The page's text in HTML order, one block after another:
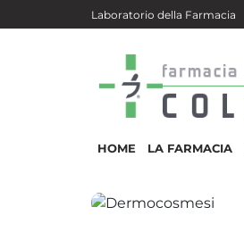
Salta al contenuto principale
Laboratorio della Farmacia
HOME LA FARMACIA